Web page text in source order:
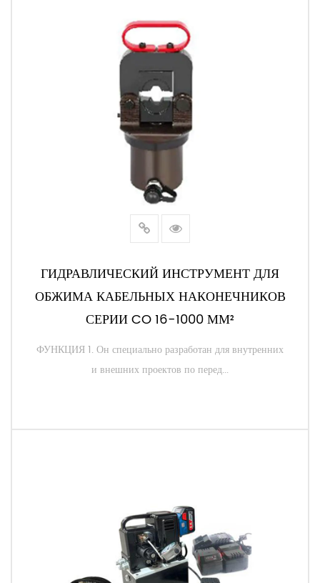
ГИДРАВЛИЧЕСКИЙ ИНСТРУМЕНТ ДЛЯ
ОБЖИМА КАБЕЛЬНЫХ НАКОНЕЧНИКОВ
СЕРИИ CO 16-1000 ММ²
ФУНКЦИЯ 1. Он специально разработан для внутренних
и внешних проектов по перед...